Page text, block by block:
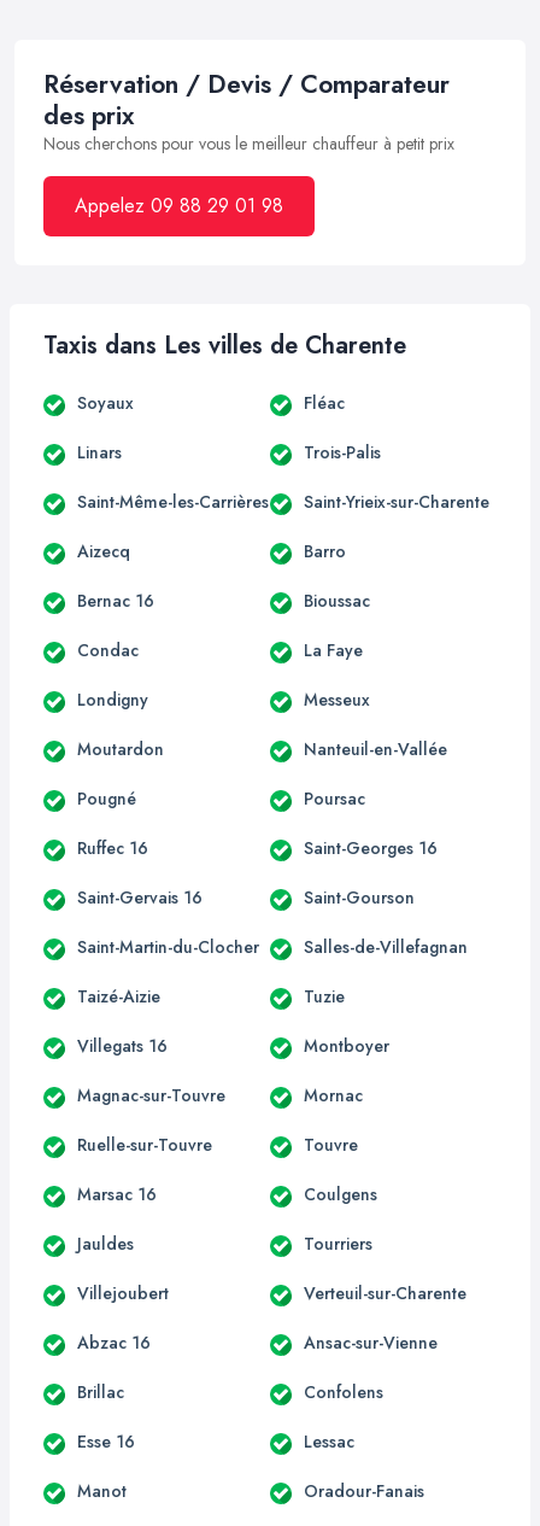
Réservation / Devis / Comparateur
des prix
Nous cherchons pour vous le meilleur chauffeur à petit prix
Appelez 09 88 29 01 98
Taxis dans Les villes de Charente
Soyaux Fléac
Linars Trois-Palis
Saint-Même-les-Carrières Saint-Yrieix-sur-Charente
Aizecq Barro
Bernac 16 Bioussac
Condac La Faye
Londigny Messeux
Moutardon Nanteuil-en-Vallée
Pougné Poursac
Ruffec 16 Saint-Georges 16
Saint-Gervais 16 Saint-Gourson
Saint-Martin-du-Clocher Salles-de-Villefagnan
Taizé-Aizie Tuzie
Villegats 16 Montboyer
Magnac-sur-Touvre Mornac
Ruelle-sur-Touvre Touvre
Marsac 16 Coulgens
Jauldes Tourriers
Villejoubert Verteuil-sur-Charente
Abzac 16 Ansac-sur-Vienne
Brillac Confolens
Esse 16 Lessac
Manot Oradour-Fanais